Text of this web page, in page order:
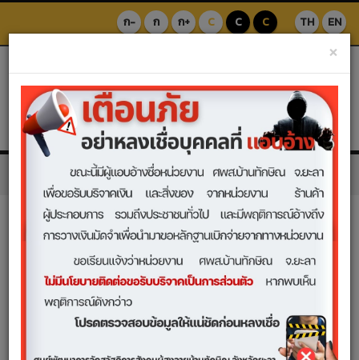
TH EN
ก- ก ก+ C C C
หน้าแรก แผนและผล นโยบายและแผน
นโยบายและแผน
แผนความต่อเนื่อง
×